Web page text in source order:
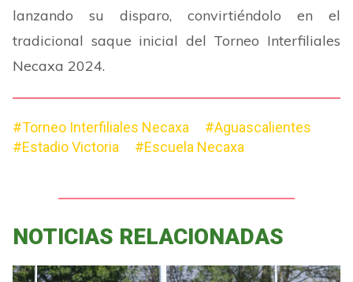
lanzando su disparo, convirtiéndolo en el
tradicional saque inicial del Torneo Interfiliales
Necaxa 2024.
#Torneo Interfiliales Necaxa
#Aguascalientes
#Estadio Victoria
#Escuela Necaxa
NOTICIAS RELACIONADAS